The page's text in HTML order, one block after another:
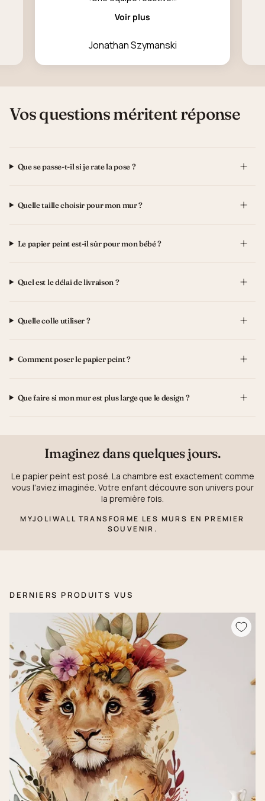
Voir plus
Jonathan Szymanski
Vos questions méritent réponse
Que se passe-t-il si je rate la pose ?
Quelle taille choisir pour mon mur ?
Le papier peint est-il sûr pour mon bébé ?
Quel est le délai de livraison ?
Quelle colle utiliser ?
Comment poser le papier peint ?
Que faire si mon mur est plus large que le design ?
Imaginez dans quelques jours.
Le papier peint est posé. La chambre est exactement comme
vous l'aviez imaginée. Votre enfant découvre son univers pour
la première fois.
MYJOLIWALL TRANSFORME LES MURS EN PREMIER
SOUVENIR.
DERNIERS PRODUITS VUS